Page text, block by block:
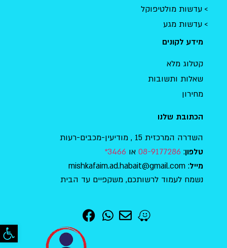
עדשות מולטיפוקל
עדשות מגע
מידע לקונים
קטלוג מלא
שאלות ותשובות
מחירון
הכתובת שלנו
השדרה המרכזית 15 , מודיעין-מכבים-רעות
טלפון:
08-9177286 או 3466*
מייל: mishkafaim.ad.habait@gmail.com
נשמח לעמוד לרשותכם, משקפיים עד הבית
פתח